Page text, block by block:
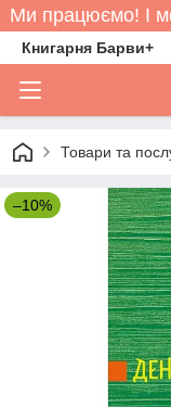
Ми працюємо! І
Книгарня Барви+
Товари та
–10%